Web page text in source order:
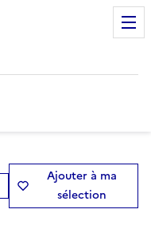
Ajouter à ma
sélection